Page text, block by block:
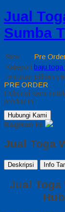
Jual
Sumba
Stok
Pre
Kategori baju toga
Tentukan pilihan
PRE ORDER
Hubungi kami
produk ini.
Hubungi Kami
Bagikan ke
Jual Toga
Deskripsi Info
Jual Toga